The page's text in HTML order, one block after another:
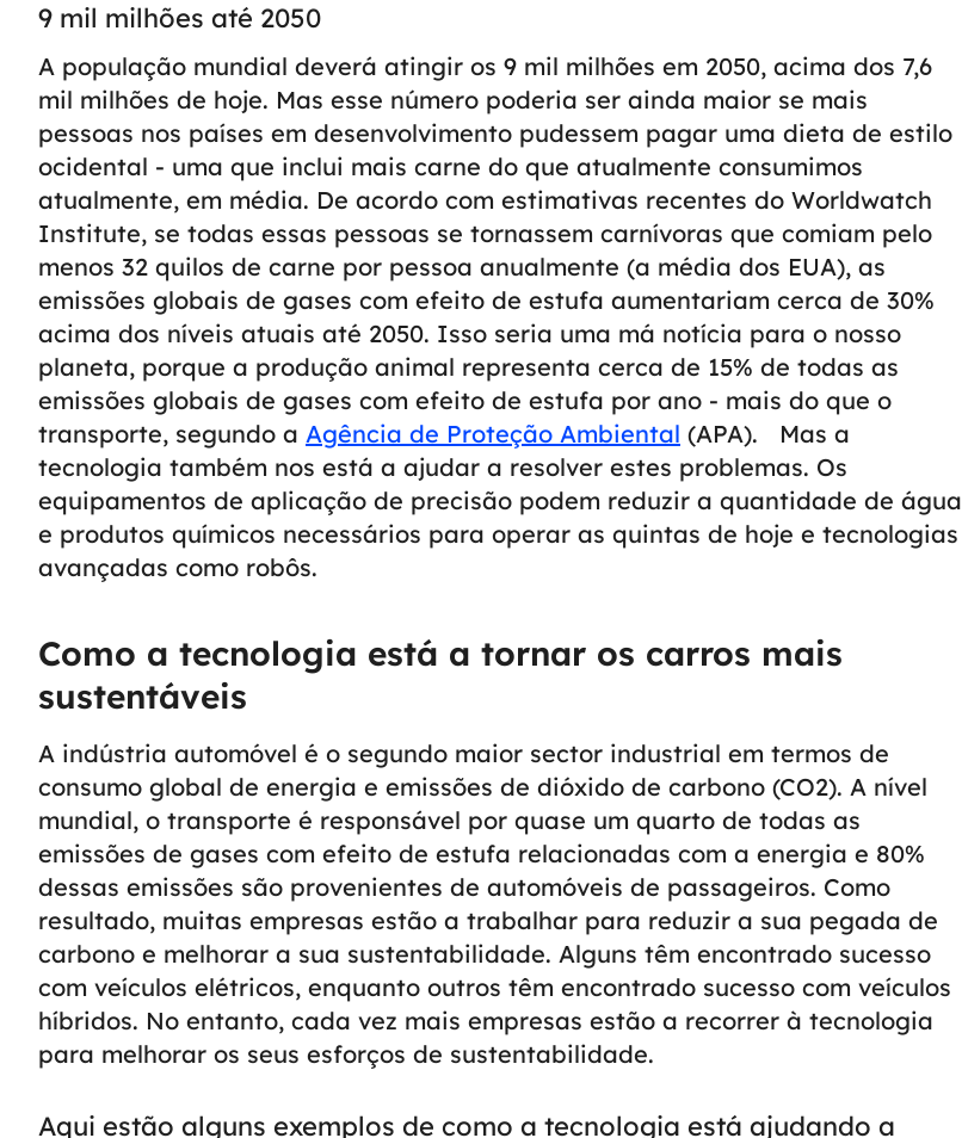
9 mil milhões até 2050
A população mundial deverá atingir os 9 mil milhões em 2050, acima dos 7,6
mil milhões de hoje. Mas esse número poderia ser ainda maior se mais
pessoas nos países em desenvolvimento pudessem pagar uma dieta de estilo
ocidental - uma que inclui mais carne do que atualmente consumimos
atualmente, em média. De acordo com estimativas recentes do Worldwatch
Institute, se todas essas pessoas se tornassem carnívoras que comiam pelo
menos 32 quilos de carne por pessoa anualmente (a média dos EUA), as
emissões globais de gases com efeito de estufa aumentariam cerca de 30%
acima dos níveis atuais até 2050. Isso seria uma má notícia para o nosso
planeta, porque a produção animal representa cerca de 15% de todas as
emissões globais de gases com efeito de estufa por ano - mais do que o
transporte, segundo a Agência de Proteção Ambiental (APA).
Mas a
tecnologia também nos está a ajudar a resolver estes problemas. Os
equipamentos de aplicação de precisão podem reduzir a quantidade de água
e produtos químicos necessários para operar as quintas de hoje e tecnologias
avançadas como robôs.
Como a tecnologia está a tornar os carros mais
sustentáveis
A indústria automóvel é o segundo maior sector industrial em termos de
consumo global de energia e emissões de dióxido de carbono (CO2). A nível
mundial, o transporte é responsável por quase um quarto de todas as
emissões de gases com efeito de estufa relacionadas com a energia e 80%
dessas emissões são provenientes de automóveis de passageiros. Como
resultado, muitas empresas estão a trabalhar para reduzir a sua pegada de
carbono e melhorar a sua sustentabilidade. Alguns têm encontrado sucesso
com veículos elétricos, enquanto outros têm encontrado sucesso com veículos
híbridos. No entanto, cada vez mais empresas estão a recorrer à tecnologia
para melhorar os seus esforços de sustentabilidade.
Aqui estão alguns exemplos de como a tecnologia está ajudando a